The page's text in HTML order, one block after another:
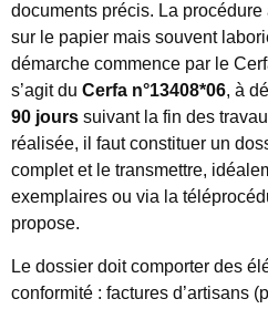
documents précis. La
sur le papier mais souvent
démarche commence par le
s’agit du Cerfa n°13408*06, à
90 jours suivant la fin des
réalisée, il faut constituer un
complet et le transmettre,
exemplaires ou via la
propose.
Le dossier doit comporter des
conformité : factures d’artisans